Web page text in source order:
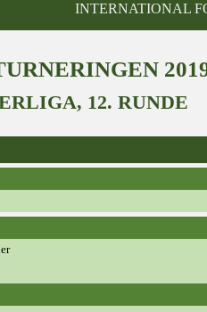
INTERNATIONAL
12. RUNDE